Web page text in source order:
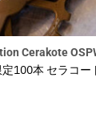
Cerakote
100本 セラコー